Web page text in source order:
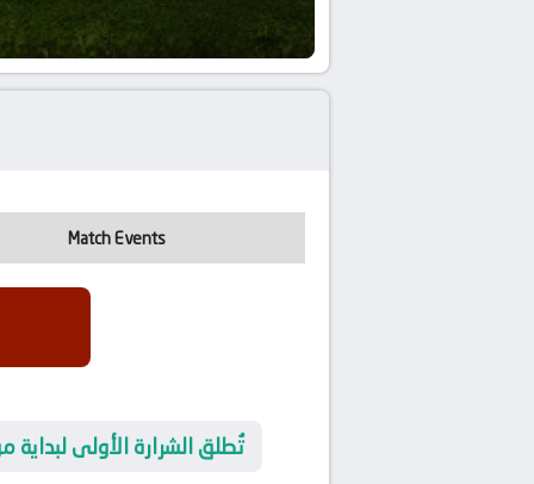
Match Events
🚀 تُطلق الشرارة الأولى